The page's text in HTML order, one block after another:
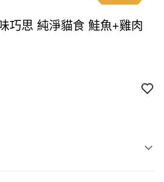
巧思 純淨貓食 鮭魚+雞肉